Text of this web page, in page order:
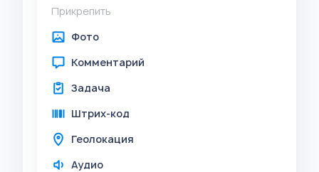
Прикрепить
Фото
Комментарий
Задача
Штрих-код
Геолокация
Аудио